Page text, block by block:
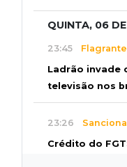
QUINTA, 06
23:45 Flagrante
Ladrão invade
televisão nos
23:26
Crédito do